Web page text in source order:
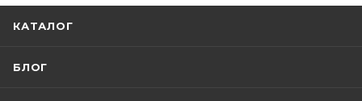
КАТАЛОГ
БЛОГ